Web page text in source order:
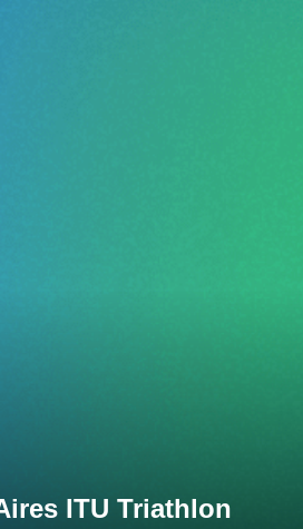
ITU Triathlon